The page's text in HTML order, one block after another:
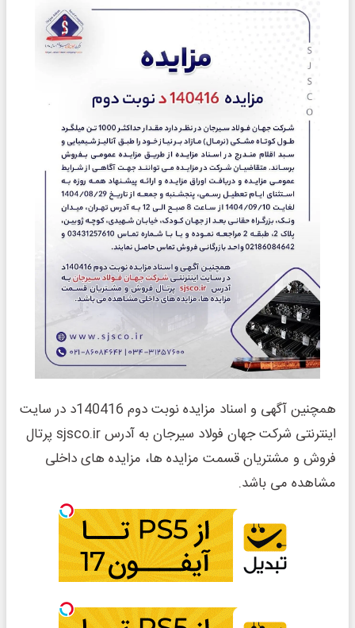
همچنین آگهی و اسناد مزایده نوبت دوم 140416د در سایت
اینترنتی شرکت جهان فولاد سیرجان به آدرس sjsco.ir پرتال
فروش و مشتریان قسمت مزایده ها، مزایده های داخلی
مشاهده می باشد.